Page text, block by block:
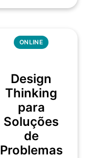
ONLINE
Design
Thinking
para
Soluções
de
Problemas